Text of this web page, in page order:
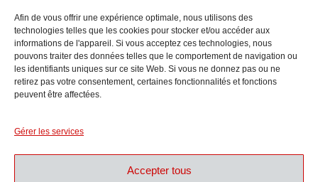
Afin de vous offrir une expérience optimale, nous utilisons des
technologies telles que les cookies pour stocker et/ou accéder aux
informations de l'appareil. Si vous acceptez ces technologies, nous
pouvons traiter des données telles que le comportement de navigation ou
les identifiants uniques sur ce site Web. Si vous ne donnez pas ou ne
retirez pas votre consentement, certaines fonctionnalités et fonctions
peuvent être affectées.
Gérer les services
Accepter tous
En collaboration avec